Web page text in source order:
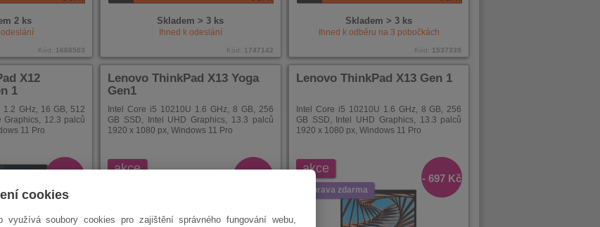
cookies
využívá soubory cookies pro zajištění správného fungování webu,
2 ks
odeslání
Kód: 1688503
Skladem > 3 ks
Ihned k odeslání
Kód: 1747142
Skladem > 3 ks
Ihned k odběru na 3 pobočkách
Kód: 1537339
X12
1
1.2 GHz, 16 GB, 512
Graphics, 12.3 palců
11 Pro
Lenovo ThinkPad X13 Yoga
Gen1
Intel Core i5 10210U 1.6 GHz, 8 GB, 256
GB SSD, Intel UHD Graphics, 13.3 palců
1920 x 1080 px, Windows 11 Pro
akce
- 2 378
Lenovo ThinkPad X13 Gen 1
Intel Core i5 10210U 1.6 GHz, 8 GB, 256
GB SSD, Intel UHD Graphics, 13.3 palců
1920 x 1080 px, Windows 11 Pro
akce
doprava zdarma
- 697 Kč